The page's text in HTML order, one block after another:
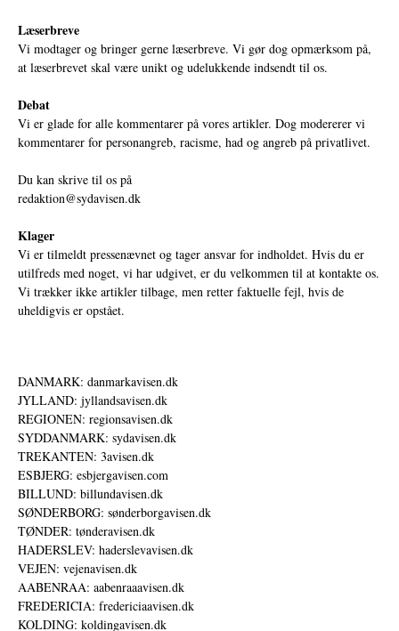
Læserbreve
Vi modtager og bringer gerne læserbreve. Vi gør dog opmærksom på,
at læserbrevet skal være unikt og udelukkende indsendt til os.
Debat
Vi er glade for alle kommentarer på vores artikler. Dog modererer vi
kommentarer for personangreb, racisme, had og angreb på privatlivet.
Du kan skrive til os på
redaktion@sydavisen.dk
Klager
Vi er tilmeldt pressenævnet og tager ansvar for indholdet. Hvis du er
utilfreds med noget, vi har udgivet, er du velkommen til at kontakte os.
Vi trækker ikke artikler tilbage, men retter faktuelle fejl, hvis de
uheldigvis er opstået.
DANMARK: danmarkavisen.dk
JYLLAND: jyllandsavisen.dk
REGIONEN: regionsavisen.dk
SYDDANMARK: sydavisen.dk
TREKANTEN: 3avisen.dk
ESBJERG: esbjergavisen.com
BILLUND: billundavisen.dk
SØNDERBORG: sønderborgavisen.dk
TØNDER: tønderavisen.dk
HADERSLEV: haderslevavisen.dk
VEJEN: vejenavisen.dk
AABENRAA: aabenraaavisen.dk
FREDERICIA: fredericiaavisen.dk
KOLDING: koldingavisen.dk